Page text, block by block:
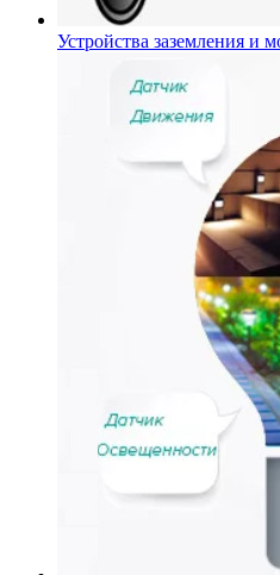
Устройства заземления и